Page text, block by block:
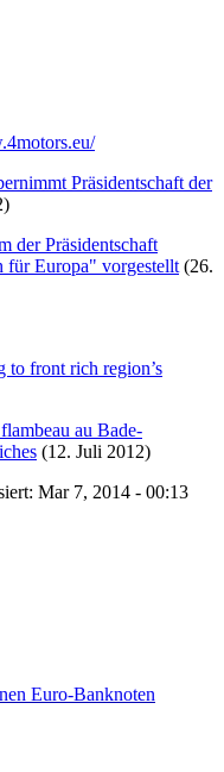
Präsidentschaft der
der Präsidentschaft
für Europa" vorgestellt (26.
to front rich region’s
au Bade-
(12. Juli 2012)
Mar 7, 2014 - 00:13
Euro-Banknoten